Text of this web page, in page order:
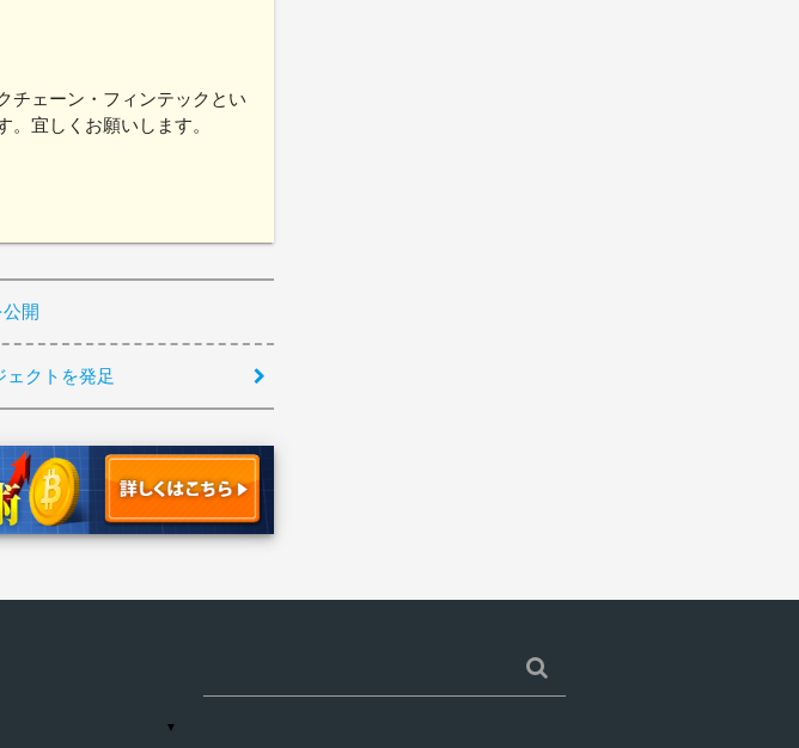
チェーン・フィンテックとい
宜しくお願いします。
開
クトを発足
▼
索: